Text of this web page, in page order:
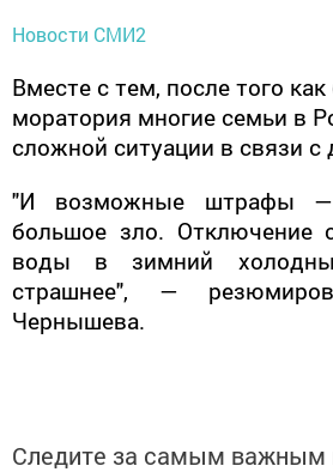
Новости СМИ2
Вместе с тем, после того
моратория многие семьи в
сложной ситуации в связи с
"И возможные штрафы
большое зло. Отключение
воды в зимний
страшнее", —
Чернышева.
Следите за самым важным